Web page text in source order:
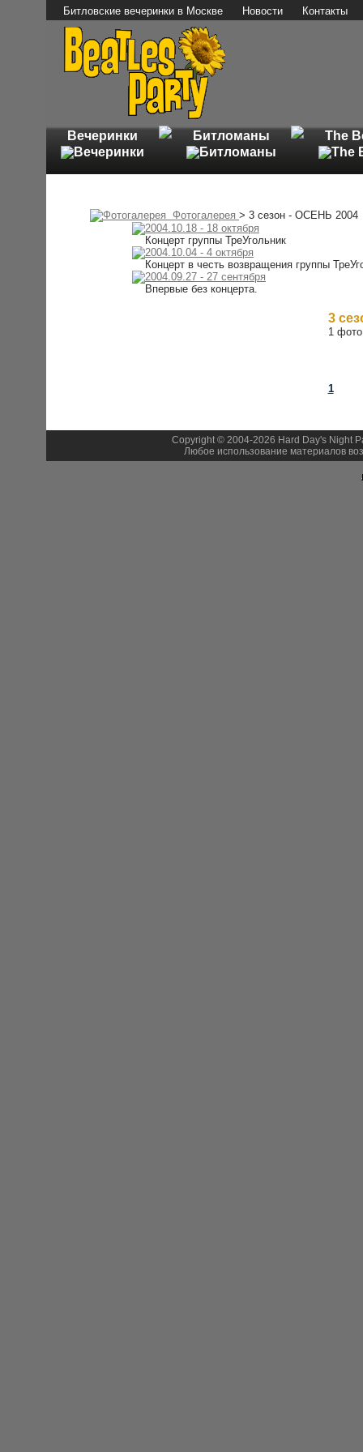
Битловские вечеринки в Москве Новости Контакты
Вечеринки Битломаны The
Фотогалерея > 3 сезон - ОСЕНЬ 2004
2004.10.18 - 18 октября
Концерт группы ТреУгольник
2004.10.04 - 4 октября
Концерт в честь возвращения группы
2004.09.27 - 27 сентября
Впервые без концерта.
3
1 фото
1
Copyright © 2004-2026 Hard Day's Night
Любое использование материалов